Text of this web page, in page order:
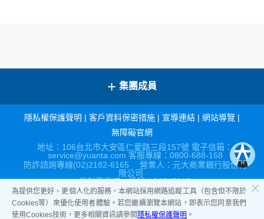
為提供您更好、更個人化的服務，本網站採用網路追蹤工具（包含但不限於
Cookies等）來優化使用者體驗。若您繼續瀏覽本網站，即表示您同意我們
使用Cookies技術，更多相關資訊請參閱 隱私權保護聲明 。
+ 集團成員
隱私權保護聲明 | 客戶資料保密措施 | 宣導連結 | 網站導覽 |
無障礙官網
地址：106台北市大安區仁愛路三段157號 電子信箱：
service@yuanta.com 客服專線：0800-688-168
防詐諮詢專線(02)2182-6165 營業人：元大商業銀行股份有
限公司
營利事業統一編號：86517315